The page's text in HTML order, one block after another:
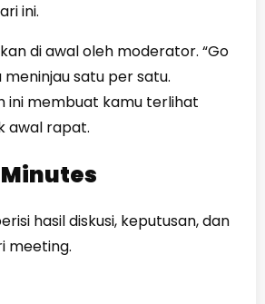
ini.
di awal oleh moderator. “Go
satu per satu.
ini membuat kamu terlihat
awal rapat.
hasil diskusi, keputusan, dan
meeting.